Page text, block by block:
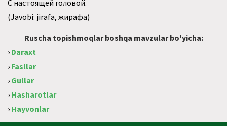
С настоящей головой.
(Javobi: jirafa, жирафа)
Ruscha topishmoqlar boshqa mavzular bo'yicha:
› Daraxt
› Fasllar
› Gullar
› Hasharotlar
› Hayvonlar